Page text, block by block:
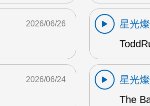
2026/06/26
星光
2026/06/24
星光
The